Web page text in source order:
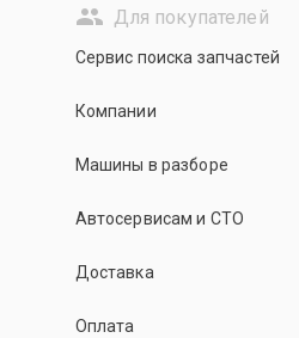
Для покупателей
Сервис поиска запчастей
Компании
Машины в разборе
Автосервисам и СТО
Доставка
Оплата